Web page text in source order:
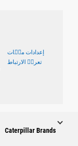
إعدادات ملٝات
تعريٝ الارتباط
Caterpillar Brands